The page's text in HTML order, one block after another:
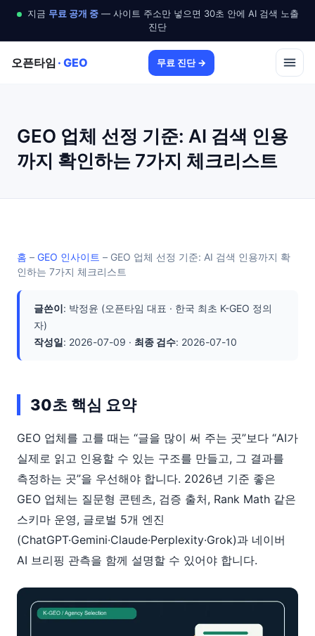
지금 무료 공개 중— 사이트 주소만 넣으면 30초 안에 AI 검색 노출
진단
오픈타임 · GEO 무료 진단 →
GEO 업체 선정 기준: AI 검색 인용
까지 확인하는 7가지 체크리스트
홈 – GEO 인사이트 – GEO 업체 선정 기준: AI 검색 인용까지 확
인하는 7가지 체크리스트
글쓴이: 박정윤 (오픈타임 대표 · 한국 최초 K-GEO 정의
자)
작성일: 2026-07-09 · 최종 검수: 2026-07-10
30초 핵심 요약
GEO 업체를 고를 때는 “글을 많이 써 주는 곳”보다 “AI가
실제로 읽고 인용할 수 있는 구조를 만들고, 그 결과를
측정하는 곳”을 우선해야 합니다. 2026년 기준 좋은
GEO 업체는 질문형 콘텐츠, 검증 출처, Rank Math 같은
스키마 운영, 글로벌 5개 엔진
(ChatGPT·Gemini·Claude·Perplexity·Grok)과 네이버
AI 브리핑 관측을 함께 설명할 수 있어야 합니다.